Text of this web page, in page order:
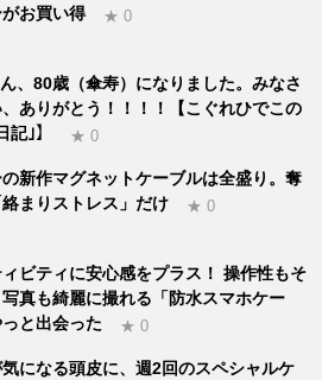
お買い得
★ 0
、80歳（傘寿）になりました。みなさ
ありがとう！！！！【こぐれひでこの
記｣】
★ 0
新作マグネットケーブルは全盛り。奪
まりストレス」だけ
★ 0
ビティに安心感をプラス！ 操作性もそ
真も綺麗に撮れる「防水スマホケー
と出会った
★ 0
になる頭皮に、週2回のスペシャルケ